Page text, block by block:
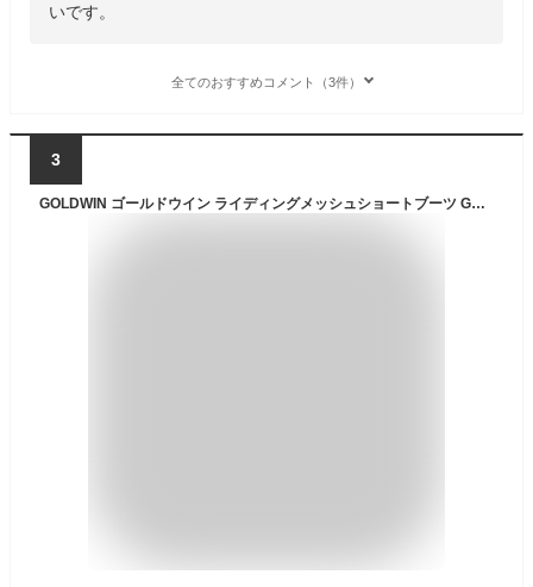
いです。
全てのおすすめコメント（3件）
3
GOLDWIN ゴールドウイン ライディングメッシュショートブーツ GB54180 ライディングシューズ フットウェア